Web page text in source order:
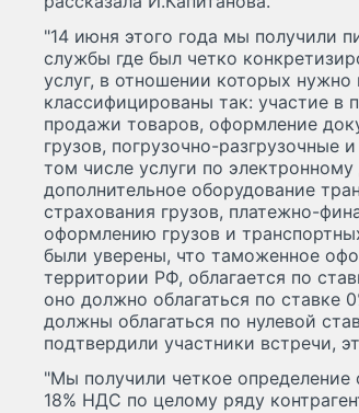
"14 июня этого года мы получили
службы где был четко
услуг, в отношении которых
классифицированы так: участие в
продажи товаров, оформление
грузов, погрузочно-разгрузочные
том числе услуги по
дополнительное оборудование
страхования грузов, платежно-
оформлению грузов и
были уверены, что таможенное
территории РФ, облагается по
оно должно облагаться по ставке
должны облагаться по нулевой
подтвердили участники встречи,
"Мы получили четкое
18% НДС по целому ряду